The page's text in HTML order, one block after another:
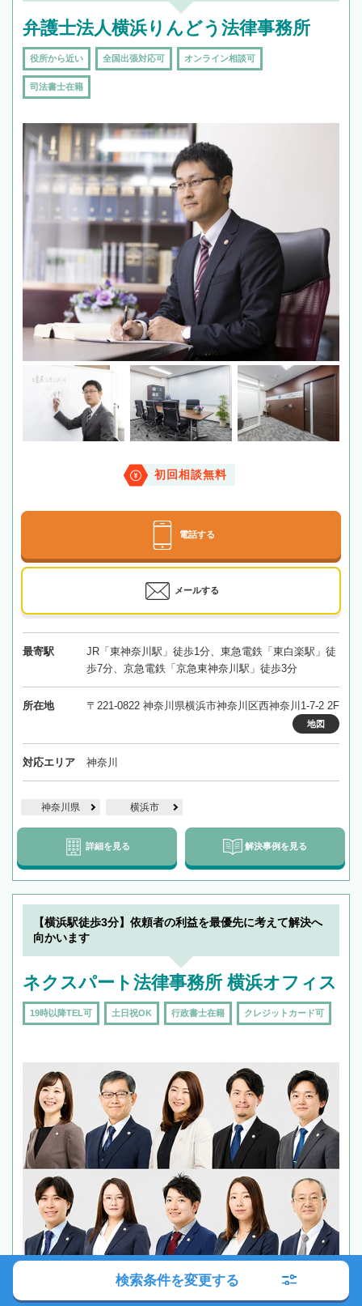
弁護士法人横浜りんどう法律事務所
役所から近い 全国出張対応可 オンライン相談可
司法書士在籍
初回相談無料
電話する
メールする
最寄駅
JR「東神奈川駅」徒歩1分、東急電鉄「東白楽駅」徒
歩7分、京急電鉄「京急東神奈川駅」徒歩3分
所在地 〒221-0822 神奈川県横浜市神奈川区西神奈川1-7-2 2F
地図
対応エリア 神奈川
神奈川県 横浜市
詳細を見る 解決事例を見る
【横浜駅徒歩3分】依頼者の利益を最優先に考えて解決へ
向かいます
ネクスパート法律事務所 横浜オフィス
19時以降TEL可 土日祝OK 行政書士在籍 クレジットカード可
検索条件を変更する